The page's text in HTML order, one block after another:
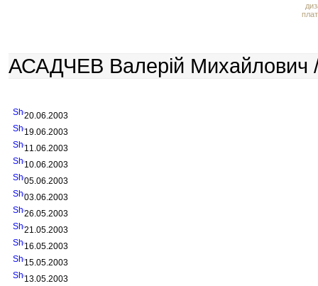
АСАДЧЕВ Валерій Михайлович
20.06.2003
19.06.2003
11.06.2003
10.06.2003
05.06.2003
03.06.2003
26.05.2003
21.05.2003
16.05.2003
15.05.2003
13.05.2003